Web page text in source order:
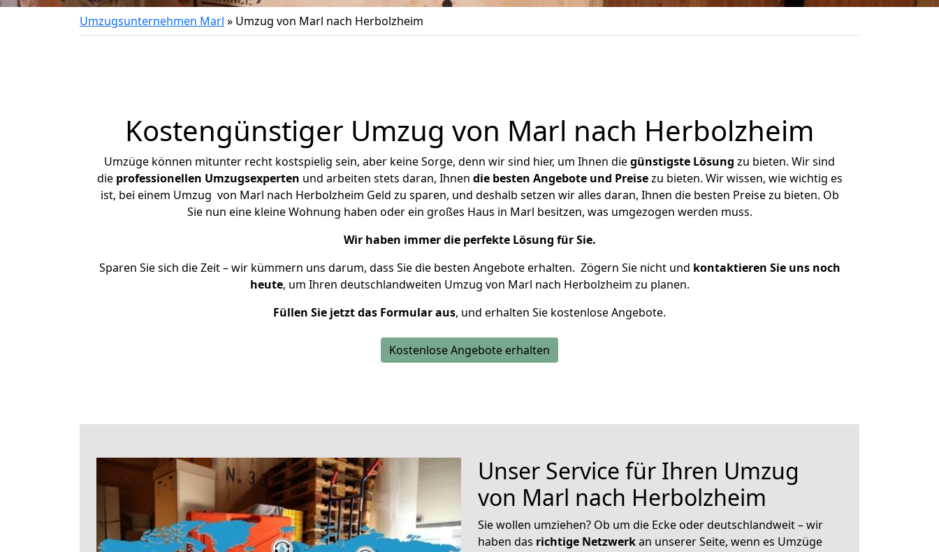
Umzugsunternehmen Marl » Umzug von Marl nach Herbolzheim
Kostengünstiger Umzug von Marl nach Herbolzheim
Umzüge können mitunter recht kostspielig sein, aber keine Sorge, denn wir sind hier, um Ihnen diegünstigste Lösung zu bieten. Wir sind
die professionellen Umzugsexperten und arbeiten stets daran, Ihnen die besten Angebote und Preisezu bieten. Wir wissen, wie wichtig es
ist, bei einem Umzug von Marl nach Herbolzheim Geld zu sparen, und deshalb setzen wir alles daran, Ihnen die besten Preise zu bieten. Ob
Sie nun eine kleine Wohnung haben oder ein großes Haus in Marl besitzen, was umgezogen werden muss.
Wir haben immer die perfekte Lösung für Sie.
Sparen Sie sich die Zeit – wir kümmern uns darum, dass Sie die besten Angebote erhalten. Zögern Sie nicht und kontaktieren Sie uns noch
heute, um Ihren deutschlandweiten Umzug von Marl nach Herbolzheim zu planen.
Füllen Sie jetzt das Formular aus, und erhalten Sie kostenlose Angebote.
Kostenlose Angebote erhalten
Unser Service für Ihren Umzug
von Marl nach Herbolzheim
Sie wollen umziehen? Ob um die Ecke oder deutschlandweit – wir
haben das richtige Netzwerkan unserer Seite, wenn es Umzüge